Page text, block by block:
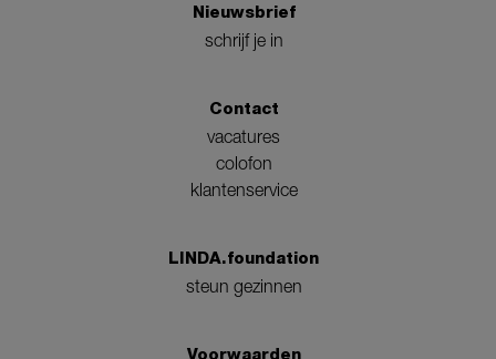
Nieuwsbrief
schrijf je in
Contact
vacatures
colofon
klantenservice
LINDA.foundation
steun gezinnen
Voorwaarden